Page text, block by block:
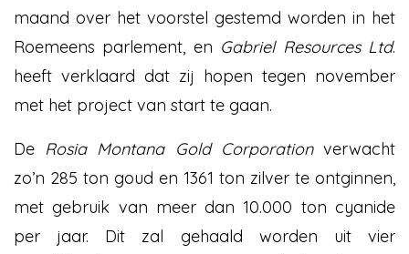
maand over het voorstel gestemd worden in het
Roemeens parlement, en Gabriel Resources Ltd.
heeft verklaard dat zij hopen tegen november
met het project van start te gaan.
De Rosia Montana Gold Corporationverwacht
zo’n 285 ton goud en 1361 ton zilver te ontginnen,
met gebruik van meer dan 10.000 ton cyanide
per jaar. Dit zal gehaald worden uit vier